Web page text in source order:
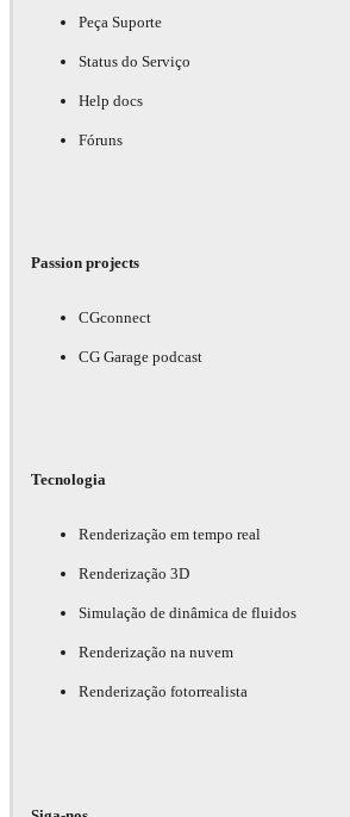
Peça Suporte
Status do Serviço
Help docs
Fóruns
Passion projects
CGconnect
CG Garage podcast
Tecnologia
Renderização em tempo real
Renderização 3D
Simulação de dinâmica de fluidos
Renderização na nuvem
Renderização fotorrealista